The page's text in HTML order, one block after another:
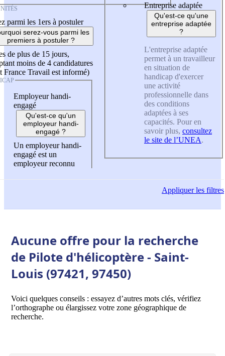
parmi les 1ers à postuler
serez-vous parmi les
premiers à postuler ?
de plus de 15 jours,
moins de 4 candidatures
France Travail est informé)
Employeur handi-
engagé
Qu'est-ce qu'un
employeur handi-
engagé ?
Un employeur handi-
engagé est un
employeur reconnu
Entreprise adaptée
Qu'est-ce qu'une
entreprise adaptée
?
L'entreprise adaptée
permet à un travailleur
en situation de
handicap d'exercer
une activité
professionnelle dans
des conditions
adaptées à ses
capacités. Pour en
savoir plus, consultez
le site de l’UNEA.
Appliquerles filtres
Aucune offre pour la recherche
de Pilote d'hélicoptère - Saint-
Louis (97421, 97450)
Voici quelques conseils : essayez d’autres mots clés, vérifiez
l’orthographe ou élargissez votre zone géographique de
recherche.